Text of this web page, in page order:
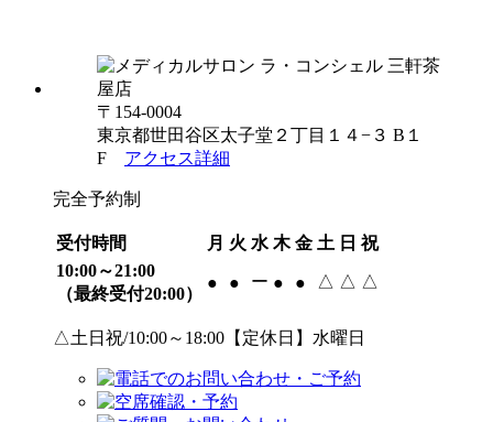
〒154-0004
東京都世田谷区太子堂２丁目１４−３ B１
F アクセス詳細
完全予約制
受付時間 月 火 水 木 金 土 日 祝
10:00～21:00
（最終受付20:00）
● ● ー ● ● △ △ △
△土日祝/10:00～18:00【定休日】水曜日